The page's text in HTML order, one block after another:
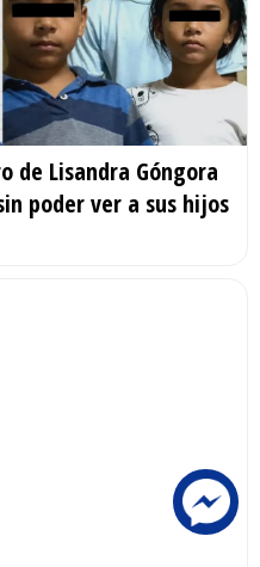
de Lisandra Góngora
poder ver a sus hijos